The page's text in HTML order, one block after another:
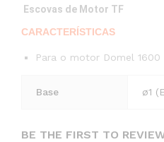
Escovas de Motor TF
CARACTERÍSTICAS
Para o motor Domel 1600
Base ø1
BE THE FIRST TO